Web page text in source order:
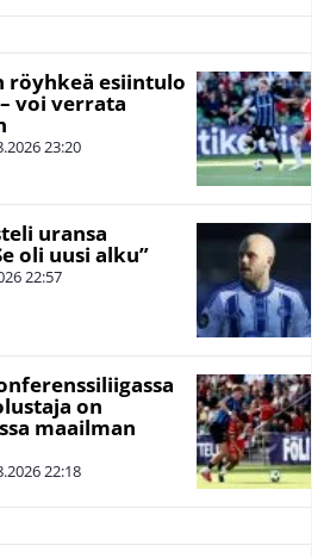
röyhkeä esiintulo
voi verrata
23:20
uransa
oli uusi alku”
22:57
on
maailman
22:18